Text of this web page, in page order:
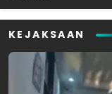
KEJAKSAAN